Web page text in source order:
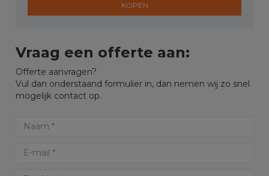
KOPEN
Vraag een offerte aan:
Offerte aanvragen?
Vul dan onderstaand formulier in, dan nemen wij zo snel
mogelijk contact op.